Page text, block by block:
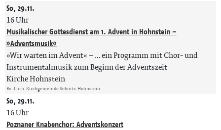
So, 29.11.
16 Uhr
Musikalischer Gottesdienst am 1. Advent in Hohnstein –
»Adventsmusik«
»Wir warten im Advent« – … ein Programm mit Chor- und
Instrumentalmusik zum Beginn der Adventszeit
Kirche Hohnstein
Ev.-Luth. Kirchgemeinde Sebnitz-Hohnstein
So, 29.11.
16 Uhr
Poznaner Knabenchor: Adventskonzert